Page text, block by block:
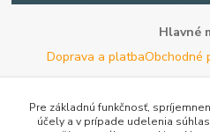
Hlavné
Doprava a platbaObchodné
Potrebujete
Neváhajte nás
Tel:+420 722 744 267-
Pre základnú funkčnosť,
účely a v prípade udelenia